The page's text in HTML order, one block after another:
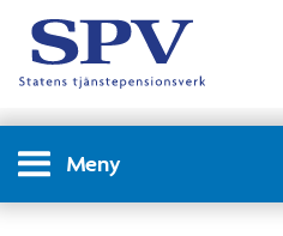
Meny